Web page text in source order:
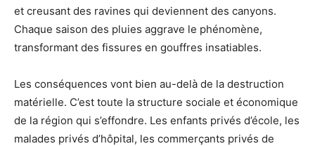
et creusant des ravines qui deviennent des canyons.
Chaque saison des pluies aggrave le phénomène,
transformant des fissures en gouffres insatiables.
Les conséquences vont bien au-delà de la destruction
matérielle. C’est toute la structure sociale et économique
de la région qui s’effondre. Les enfants privés d’école, les
malades privés d’hôpital, les commerçants privés de